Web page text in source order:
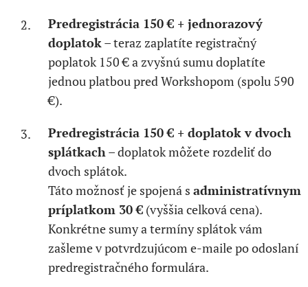
Predregistrácia 150 € + jednorazový
doplatok– teraz zaplatíte registračný
poplatok 150 € a zvyšnú sumu doplatíte
jednou platbou pred Workshopom (spolu 590
€).
Predregistrácia 150 € + doplatok v dvoch
splátkach– doplatok môžete rozdeliť do
dvoch splátok.
Táto možnosť je spojená s administratívnym
príplatkom 30 € (vyššia celková cena).
Konkrétne sumy a termíny splátok vám
zašleme v potvrdzujúcom e-maile po odoslaní
predregistračného formulára.